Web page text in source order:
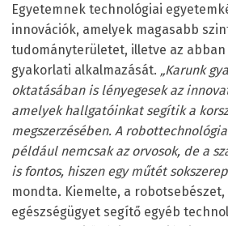
Egyetemnek technológiai
innovációk, amelyek magasabb
tudományterületet, illetve az
gyakorlati alkalmazását. „Karunk
oktatásában is lényegesek az
amelyek hallgatóinkat segítik a
megszerzésében. A
például nemcsak az orvosok, de a
is fontos, hiszen egy műtét
mondta. Kiemelte, a robotsebészet,
egészségügyet segítő egyéb